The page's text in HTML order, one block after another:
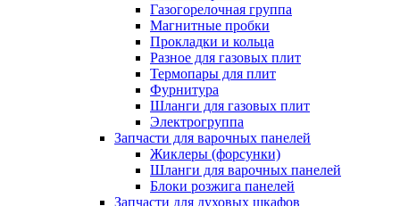
Газогорелочная группа
Магнитные пробки
Прокладки и кольца
Разное для газовых плит
Термопары для плит
Фурнитура
Шланги для газовых плит
Электрогруппа
Запчасти для варочных панелей
Жиклеры (форсунки)
Шланги для варочных панелей
Блоки розжига панелей
Запчасти для духовых шкафов